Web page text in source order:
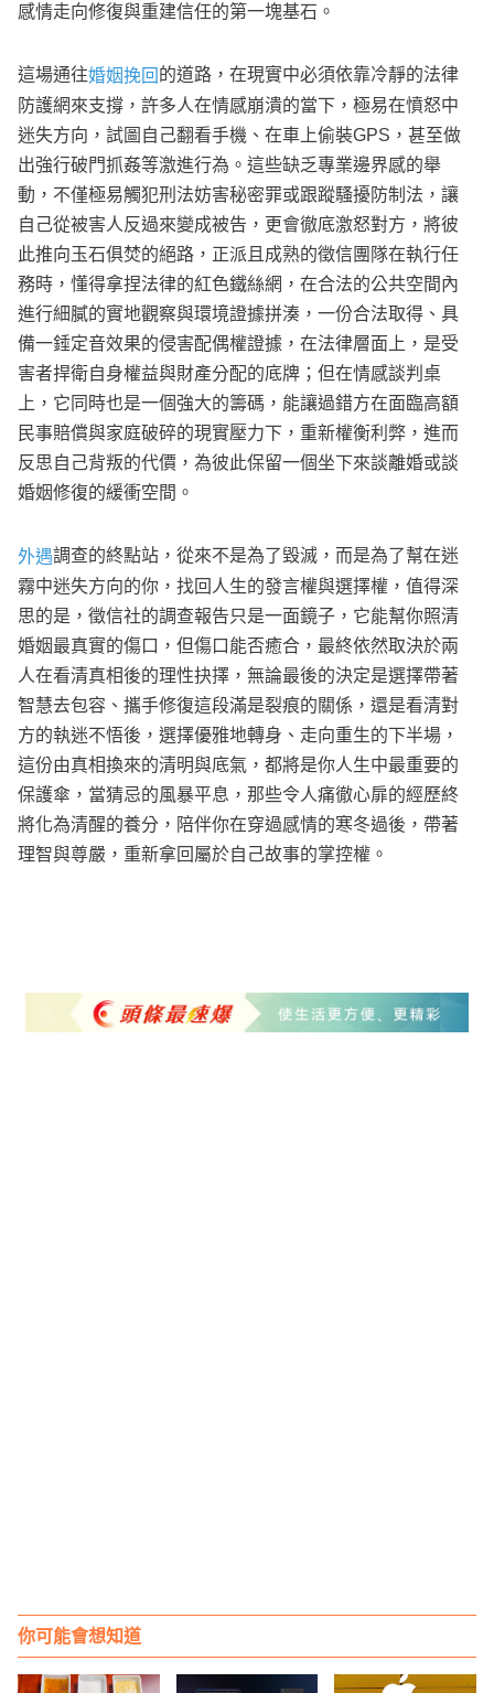
感情走向修復與重建信任的第一塊基石。
這場通往婚姻挽回 的道路，在現實中必須依靠冷靜的法律
防護網來支撐，許多人在情感崩潰的當下，極易在憤怒中
迷失方向，試圖自己翻看手機、在車上偷裝GPS，甚至做
出強行破門抓姦等激進行為。這些缺乏專業邊界感的舉
動，不僅極易觸犯刑法妨害秘密罪或跟蹤騷擾防制法，讓
自己從被害人反過來變成被告，更會徹底激怒對方，將彼
此推向玉石俱焚的絕路，正派且成熟的徵信團隊在執行任
務時，懂得拿捏法律的紅色鐵絲網，在合法的公共空間內
進行細膩的實地觀察與環境證據拼湊，一份合法取得、具
備一錘定音效果的侵害配偶權證據，在法律層面上，是受
害者捍衛自身權益與財產分配的底牌；但在情感談判桌
上，它同時也是一個強大的籌碼，能讓過錯方在面臨高額
民事賠償與家庭破碎的現實壓力下，重新權衡利弊，進而
反思自己背叛的代價，為彼此保留一個坐下來談離婚或談
婚姻修復的緩衝空間。
外遇調查的終點站，從來不是為了毀滅，而是為了幫在迷
霧中迷失方向的你，找回人生的發言權與選擇權，值得深
思的是，徵信社的調查報告只是一面鏡子，它能幫你照清
婚姻最真實的傷口，但傷口能否癒合，最終依然取決於兩
人在看清真相後的理性抉擇，無論最後的決定是選擇帶著
智慧去包容、攜手修復這段滿是裂痕的關係，還是看清對
方的執迷不悟後，選擇優雅地轉身、走向重生的下半場，
這份由真相換來的清明與底氣，都將是你人生中最重要的
保護傘，當猜忌的風暴平息，那些令人痛徹心扉的經歷終
將化為清醒的養分，陪伴你在穿過感情的寒冬過後，帶著
理智與尊嚴，重新拿回屬於自己故事的掌控權。
你可能會想知道